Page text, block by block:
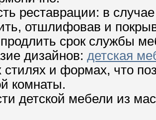
реставрации: в
отшлифовав и
продлить срок службы
дизайнов: детская
стилях и формах, что
комнаты.
детской мебели из